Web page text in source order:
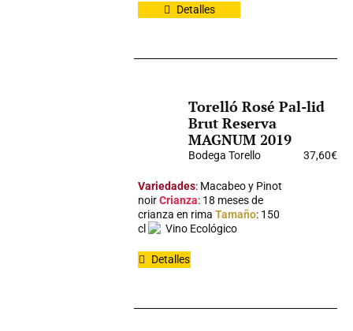
Detalles
Torelló Rosé Pal-lid
Brut Reserva
MAGNUM 2019
Bodega Torello 37,60€
Variedades: Macabeo y Pinot
noirCrianza: 18 meses de
crianza en rima Tamaño: 150
cl
Vino Ecológico
Detalles